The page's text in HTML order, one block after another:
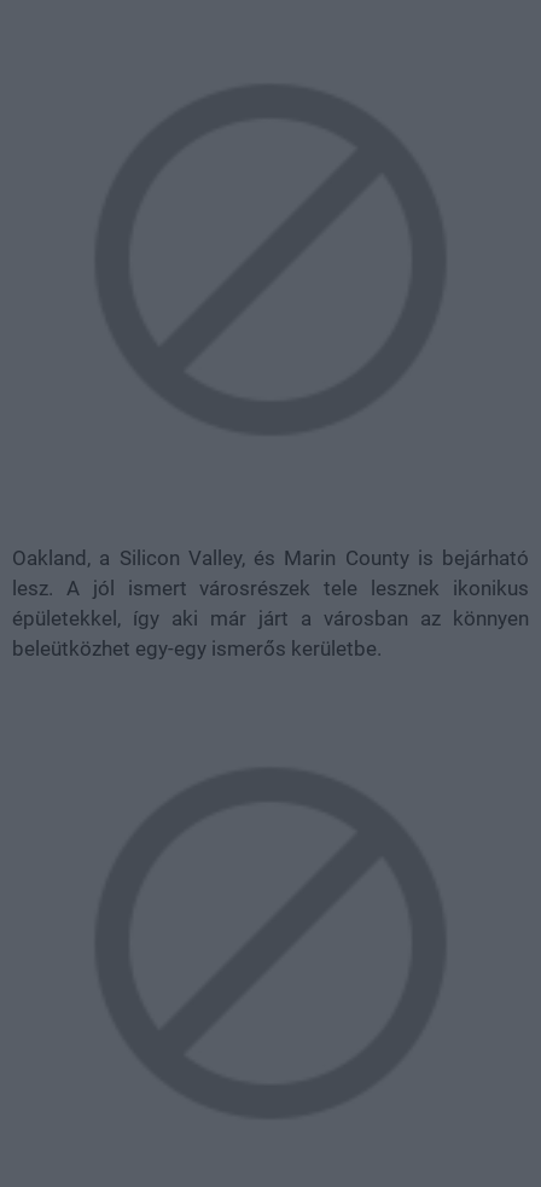
Oakland, a Silicon Valley, és Marin County is bejárható
lesz. A jól ismert városrészek tele lesznek ikonikus
épületekkel, így aki már járt a városban az könnyen
beleütközhet egy-egy ismerős kerületbe.